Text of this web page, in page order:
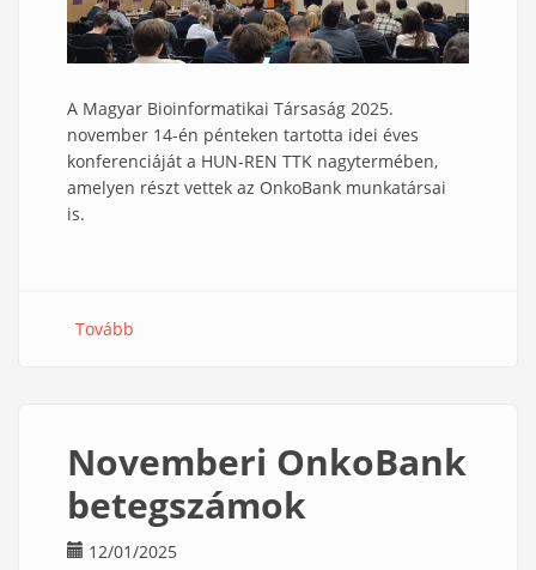
A Magyar Bioinformatikai Társaság 2025.
november 14-én pénteken tartotta idei éves
konferenciáját a HUN-REN TTK nagytermében,
amelyen részt vettek az OnkoBank munkatársai
is.
Tovább
konferencián)
Novemberi OnkoBank
betegszámok
12/01/2025